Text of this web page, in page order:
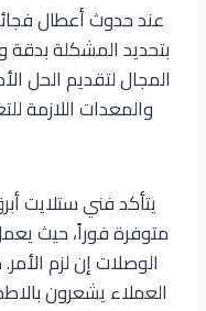
عند حدوث أعطال
بتحديد المشكلة
المجال لتقديم الحل
والمعدات اللازمة
يتأكد فني ستلايت
متوفرة فوراً، حيث
الوصلات إن لزم
العملاء يشعرون